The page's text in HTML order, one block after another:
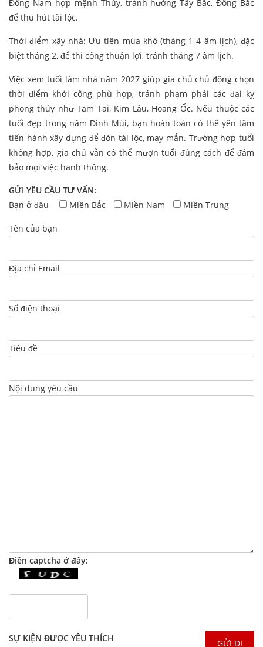
Đông Nam hợp mệnh Thủy, tránh hướng Tây Bắc, Đông Bắc
để thu hút tài lộc.
Thời điểm xây nhà: Ưu tiên mùa khô (tháng 1-4 âm lịch), đặc
biệt tháng 2, để thi công thuận lợi, tránh tháng 7 âm lịch.
Việc xem tuổi làm nhà năm 2027 giúp gia chủ chủ động chọn
thời điểm khởi công phù hợp, tránh phạm phải các đại kỵ
phong thủy như Tam Tai, Kim Lâu, Hoang Ốc. Nếu thuộc các
tuổi đẹp trong năm Đinh Mùi, bạn hoàn toàn có thể yên tâm
tiến hành xây dựng để đón tài lộc, may mắn. Trường hợp tuổi
không hợp, gia chủ vẫn có thể mượn tuổi đúng cách để đảm
bảo mọi việc hanh thông.
GỬI YÊU CẦU TƯ VẤN:
Bạn ở đâu
Miền Bắc Miền Nam Miền Trung
Tên của bạn
Địa chỉ Email
Số điện thoại
Tiêu đề
Nội dung yêu cầu
Điền captcha ở đây:
SỰ KIỆN ĐƯỢC YÊU THÍCH